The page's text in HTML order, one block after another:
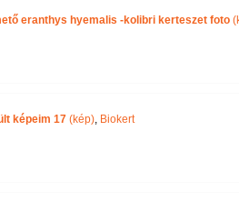
eranthys hyemalis -kolibri kerteszet foto
képeim 17 (kép), Biokert